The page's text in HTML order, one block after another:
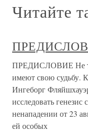
Читайте
ПРЕДИСЛОВИЕ Не
имеют свою судьбу.
Ингеборг
исследовать генезис
ненапа­дении от 23
ей особых